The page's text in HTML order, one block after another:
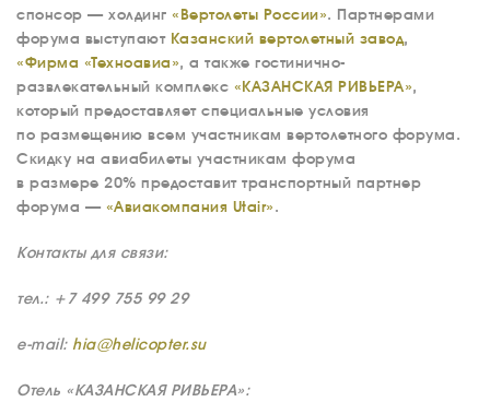
ДОКУМЕНТЫ
ДОКУМЕНТЫ
спонсор — холдинг «Вертолеты России». Партнерами
форума выступают Казанский вертолетный завод,
«Фирма «Техноавиа», а также гостинично-
развлекательный комплекс «КАЗАНСКАЯ РИВЬЕРА»,
который предоставляет специальные условия
по размещению всем участникам вертолетного форума.
Скидку на авиабилеты участникам форума
в размере 20% предоставит транспортный партнер
форума — «Авиакомпания Utair».
Контакты для связи:
тел.: +7 499 755 99 29
e-mail: hia@helicopter.su
Отель «КАЗАНСКАЯ РИВЬЕРА»: